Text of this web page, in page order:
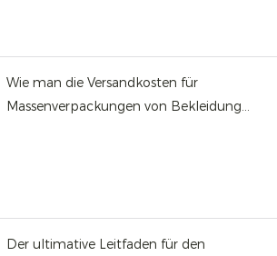
Wie man die Versandkosten für
Massenverpackungen von Bekleidung
Der ultimative Leitfaden für den